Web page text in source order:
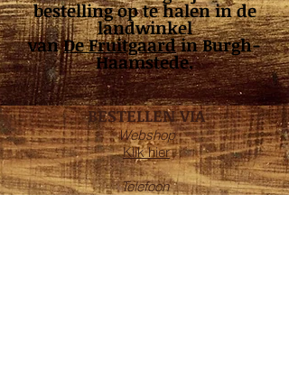
bestelling op te halen in de
landwinkel
vanDe Fruitgaardin Burgh-
Haamstede.
BESTELLEN VIA
Webshop
Klik hier
Telefoon